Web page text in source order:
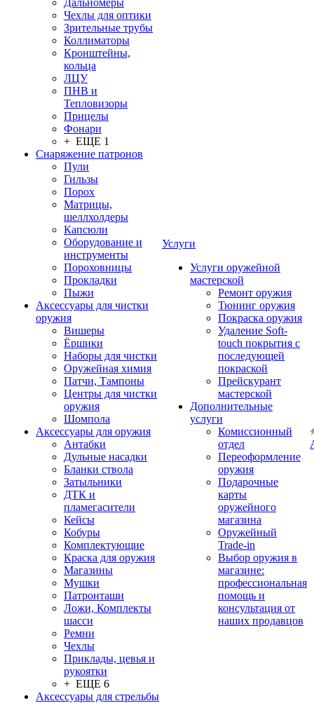
Дальномеры
Чехлы для оптики
Зрительные трубы
Коллиматоры
Кронштейны,
кольца
ЛЦУ
ПНВ и
Тепловизоры
Прицелы
Фонари
+ ЕЩЕ 1
Снаряжение патронов
Пули
Гильзы
Порох
Матрицы,
шеллхолдеры
Капсюли
Оборудование и
инструменты
Пороховницы
Прокладки
Пыжи
Аксессуары для чистки
оружия
Вишеры
Ёршики
Наборы для чистки
Оружейная химия
Патчи, Тампоны
Центры для чистки
оружия
Шомпола
Аксессуары для оружия
Антабки
Дульные насадки
Бланки ствола
Затыльники
ДТК и
пламегасители
Кейсы
Кобуры
Комплектующие
Краска для оружия
Магазины
Мушки
Патронташи
Ложи, Комплекты
шасси
Ремни
Чехлы
Приклады, цевья и
рукоятки
+ ЕЩЕ 6
Аксессуары для стрельбы
Услуги
Услуги оружейной
мастерской
Ремонт оружия
Тюнинг оружия
Покраска оружия
Удаление Soft-
touch покрытия с
последующей
покраской
Прейскурант
мастерской
Дополнительные
услуги
Комиссионный
отдел
Переоформление
оружия
Подарочные
карты
оружейного
магазина
Оружейный
Trade-in
Выбор оружия в
магазине:
профессиональная
помощь и
консультация от
наших продавцов